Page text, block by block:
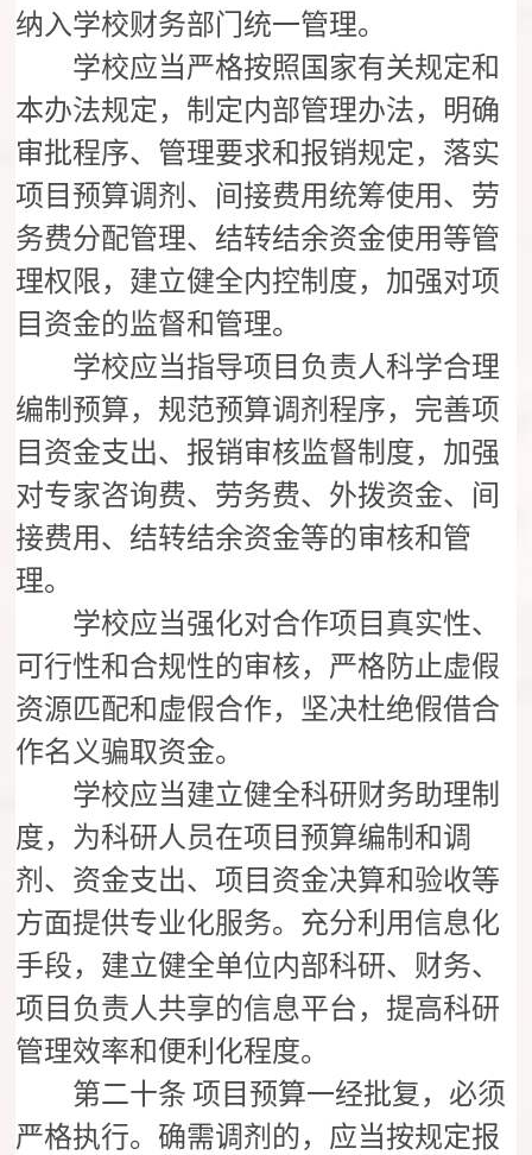
纳入学校财务部门统一管理。
学校应当严格按照国家有关规定和
本办法规定，制定内部管理办法，明确
审批程序、管理要求和报销规定，落实
项目预算调剂、间接费用统筹使用、劳
务费分配管理、结转结余资金使用等管
理权限，建立健全内控制度，加强对项
目资金的监督和管理。
学校应当指导项目负责人科学合理
编制预算，规范预算调剂程序，完善项
目资金支出、报销审核监督制度，加强
对专家咨询费、劳务费、外拨资金、间
接费用、结转结余资金等的审核和管
理。
学校应当强化对合作项目真实性、
可行性和合规性的审核，严格防止虚假
资源匹配和虚假合作，坚决杜绝假借合
作名义骗取资金。
学校应当建立健全科研财务助理制
度，为科研人员在项目预算编制和调
剂、资金支出、项目资金决算和验收等
方面提供专业化服务。充分利用信息化
手段，建立健全单位内部科研、财务、
项目负责人共享的信息平台，提高科研
管理效率和便利化程度。
第二十条 项目预算一经批复，必须
严格执行。确需调剂的，应当按规定报